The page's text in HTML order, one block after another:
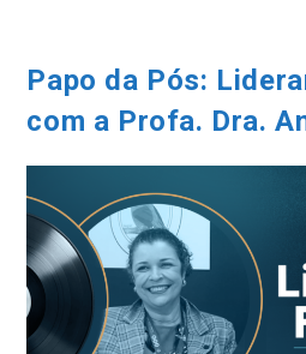
conteúdo
Papo da Pós:
com a Profa. Dra.